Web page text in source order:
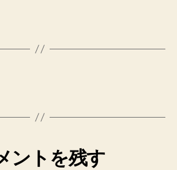
ントを残す